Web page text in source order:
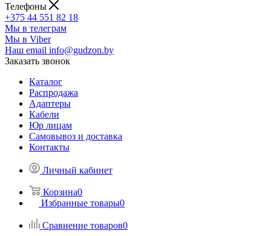
Телефоны
+375 44 551 82 18
Мы в телеграм
Мы в Viber
Наш email info@gudzon.by
Заказать звонок
Каталог
Распродажа
Адаптеры
Кабели
Юр лицам
Самовывоз и доставка
Контакты
Личный кабинет
Корзина0
Избранные товары0
Сравнение товаров0